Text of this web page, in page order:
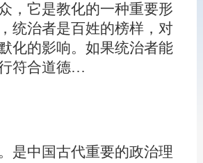
，它是教化的一种重要形
统治者是百姓的榜样，对
化的影响。如果统治者能
符合道德…
是中国古代重要的政治理